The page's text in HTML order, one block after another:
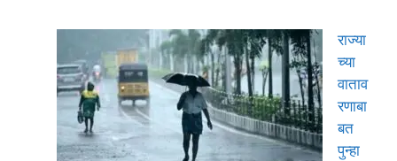
राज्या
च्या
वाताव
रणाबा
बत
पुन्हा